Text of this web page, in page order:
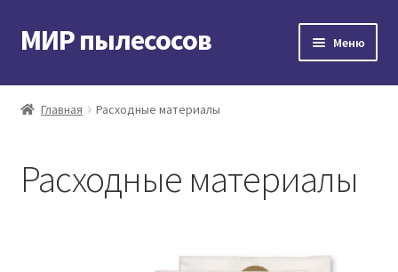
Перейти
к
Перейти
к
МИР пылесосов Меню
Главная
Доставка и оплата
Главная Расходные материалы
Расходные материалы